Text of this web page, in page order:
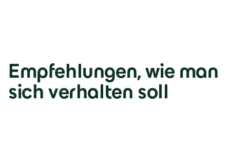
Empfehlungen, wie man
sich verhalten soll
România
Lb. română